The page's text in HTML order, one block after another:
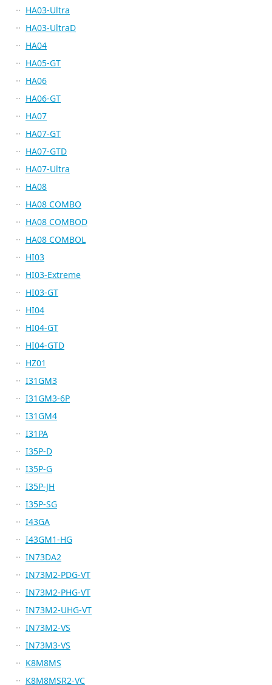
HA03-Ultra
HA03-UltraD
HA04
HA05-GT
HA06
HA06-GT
HA07
HA07-GT
HA07-GTD
HA07-Ultra
HA08
HA08 COMBO
HA08 COMBOD
HA08 COMBOL
HI03
HI03-Extreme
HI03-GT
HI04
HI04-GT
HI04-GTD
HZ01
I31GM3
I31GM3-6P
I31GM4
I31PA
I35P-D
I35P-G
I35P-JH
I35P-SG
I43GA
I43GM1-HG
IN73DA2
IN73M2-PDG-VT
IN73M2-PHG-VT
IN73M2-UHG-VT
IN73M2-VS
IN73M3-VS
K8M8MS
K8M8MSR2-VC